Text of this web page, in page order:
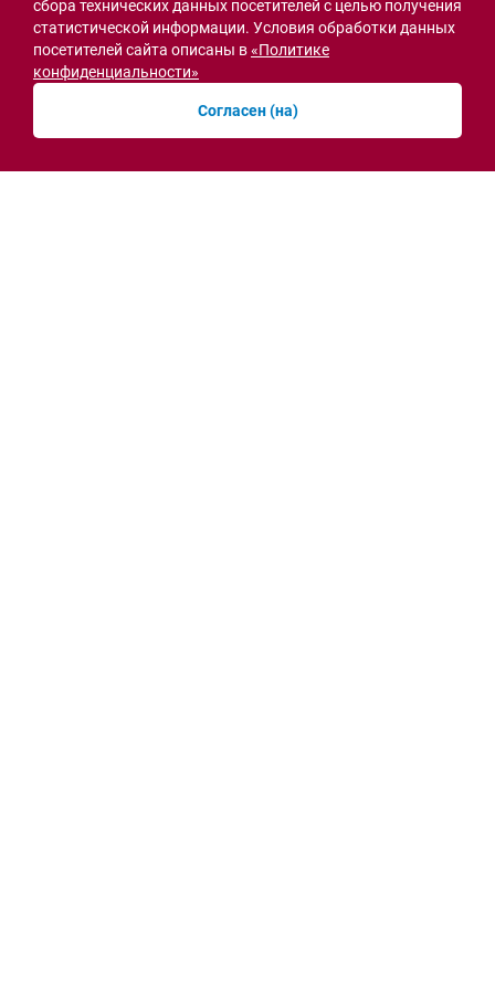
Семьи героев СВО с временной регистрацией
в Ростовской области смогут получить
сбора технических данных посетителей с целью получения
статистической информации. Условия обработки данных
посетителей сайта описаны в«Политике
конфиденциальности»
Согласен (на)